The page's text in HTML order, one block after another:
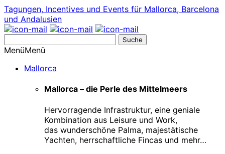
Tagungen, Incentives und Events für Mallorca, Barcelona
und Andalusien
nach:
MenüMenü
Mallorca
Mallorca – die Perle des Mittelmeers
Hervorragende Infrastruktur, eine geniale
Kombination aus Leisure und Work,
das wunderschöne Palma, majestätische
Yachten, herrschaftliche Fincas und mehr…